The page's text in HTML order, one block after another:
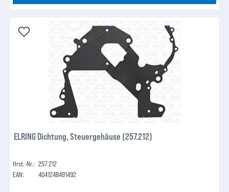
ELRING Dichtung, Steuergehäuse (257.212)
Hrst.-Nr.: 257.212
EAN:
4041248491492